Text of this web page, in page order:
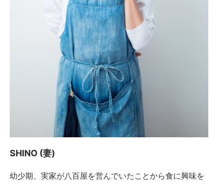
SHINO (妻)
幼少期、実家が八百屋を営んでいたことから食に興味を